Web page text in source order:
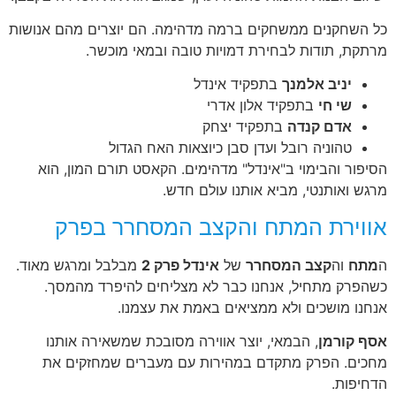
כל השחקנים ממשחקים ברמה מדהימה. הם יוצרים מהם אנושות
מרתקת, תודות לבחירת דמויות טובה ובמאי מוכשר.
יניב אלמנך בתפקיד אינדל
שי חי בתפקיד אלון אדרי
אדם קנדה בתפקיד יצחק
טהוניה רובל ועדן סבן כיוצאות האח הגדול
הסיפור והבימוי ב"אינדל" מדהימים. הקאסט תורם המון, הוא
מרגש ואותנטי, מביא אותנו עולם חדש.
אווירת המתח והקצב המסחרר בפרק
המתח והקצב המסחרר של אינדל פרק 2
מבלבל ומרגש מאוד.
כשהפרק מתחיל, אנחנו כבר לא מצליחים להיפרד מהמסך.
אנחנו מושכים ולא ממציאים באמת את עצמנו.
אסף קורמן, הבמאי, יוצר אווירה מסובכת שמשאירה אותנו
מחכים. הפרק מתקדם במהירות עם מעברים שמחזקים את
הדחיפות.